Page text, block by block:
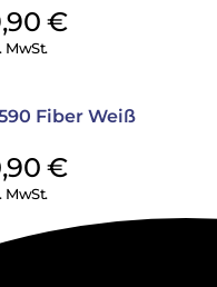
€
MwSt.
Fiber Weiß
€
MwSt.